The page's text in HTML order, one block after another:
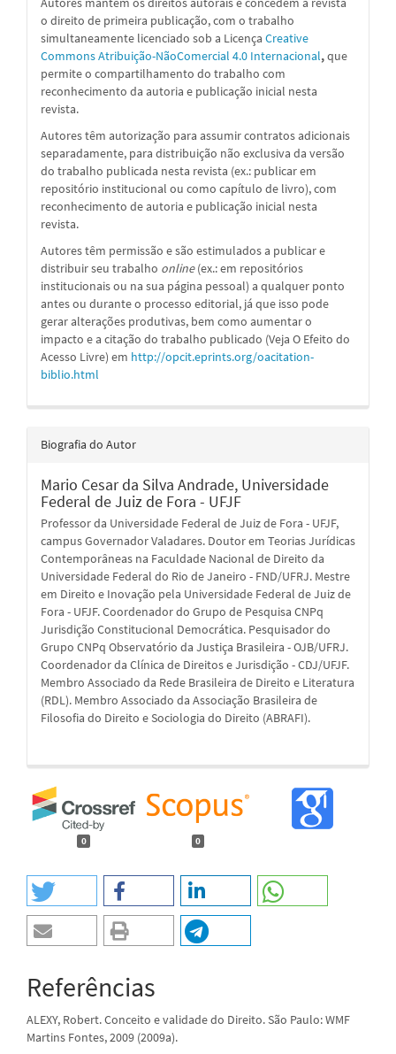
o direito de primeira publicação, com o trabalho
simultaneamente licenciado sob a Licença Creative
Commons Atribuição-NãoComercial 4.0 Internacional,que
permite o compartilhamento do trabalho com
reconhecimento da autoria e publicação inicial nesta
revista.
Autores têm autorização para assumir contratos adicionais
separadamente, para distribuição não exclusiva da versão
do trabalho publicada nesta revista (ex.: publicar em
repositório institucional ou como capítulo de livro), com
reconhecimento de autoria e publicação inicial nesta
revista.
Autores têm permissão e são estimulados a publicar e
distribuir seu trabalho online(ex.: em repositórios
institucionais ou na sua página pessoal) a qualquer ponto
antes ou durante o processo editorial, já que isso pode
gerar alterações produtivas, bem como aumentar o
impacto e a citação do trabalho publicado (Veja O Efeito do
Acesso Livre) em http://opcit.eprints.org/oacitation-
biblio.html
Biografia do Autor
Mario Cesar da Silva Andrade, Universidade
Federal de Juiz de Fora - UFJF
Professor da Universidade Federal de Juiz de Fora - UFJF,
campus Governador Valadares. Doutor em Teorias Jurídicas
Contemporâneas na Faculdade Nacional de Direito da
Universidade Federal do Rio de Janeiro - FND/UFRJ. Mestre
em Direito e Inovação pela Universidade Federal de Juiz de
Fora - UFJF. Coordenador do Grupo de Pesquisa CNPq
Jurisdição Constitucional Democrática. Pesquisador do
Grupo CNPq Observatório da Justiça Brasileira - OJB/UFRJ.
Coordenador da Clínica de Direitos e Jurisdição - CDJ/UFJF.
Membro Associado da Rede Brasileira de Direito e Literatura
(RDL). Membro Associado da Associação Brasileira de
Filosofia do Direito e Sociologia do Direito (ABRAFI).
0 0
Referências
ALEXY, Robert. Conceito e validade do Direito. São Paulo: WMF
Martins Fontes, 2009 (2009a).